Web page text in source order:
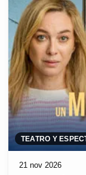
TEATRO Y
21 nov 2026